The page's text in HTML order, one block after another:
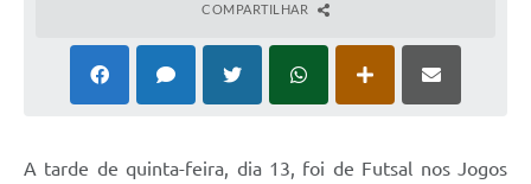
A Prefeitura
Arquivos para Download
COMPARTILHAR
A tarde de quinta-feira, dia 13, foi de Futsal nos Jogos